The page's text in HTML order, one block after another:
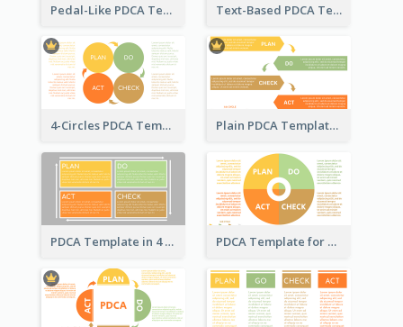
Pedal-Like PDCA Template Text-Based PDCA Template
4-Circles PDCA Template Plain PDCA Template
PDCA Template in 4 Quadrants PDCA Template for Business